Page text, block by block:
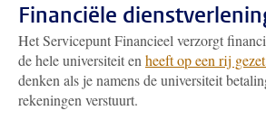
Financiële
Het Servicepunt Financieel verzorgt
de hele universiteit enheeft op een rij gezet
denken als je namens de universiteit
rekeningen verstuurt.